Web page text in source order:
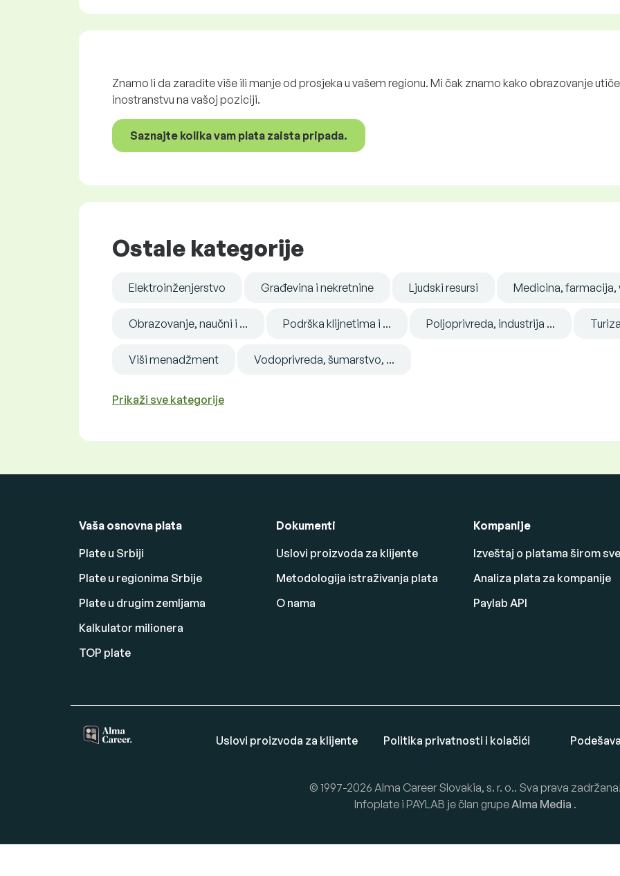
Znamo li da zaradite više ili manje od prosjeka u vašem regionu. Mi čak znamo kako obrazovanje
inostranstvu na vašoj poziciji.
Saznajte kolika vam plata zaista pripada.
Ostale kategorije
Elektroinženjerstvo Građevina i nekretnine Ljudski resursi Medicina, farmacija,
Obrazovanje, naučni i ... Podrška klijnetima i ... Poljoprivreda, industrija ...
Viši menadžment Vodoprivreda, šumarstvo, ...
Prikaži sve kategorije
Vaša osnovna plata
Plate u Srbiji
Plate u regionima Srbije
Plate u drugim zemljama
Kalkulator milionera
TOP plate
Dokumenti
Uslovi proizvoda za klijente
Metodologija istraživanja plata
O nama
Kompanije
Izveštaj o platama širom
Analiza plata za kompanije
Paylab API
Uslovi proizvoda za klijente Politika privatnosti i kolačići
© 1997-2026 Alma Career Slovakia, s. r. o.. Sva prava zadržana!
Infoplate i PAYLAB je član grupeAlma Media .